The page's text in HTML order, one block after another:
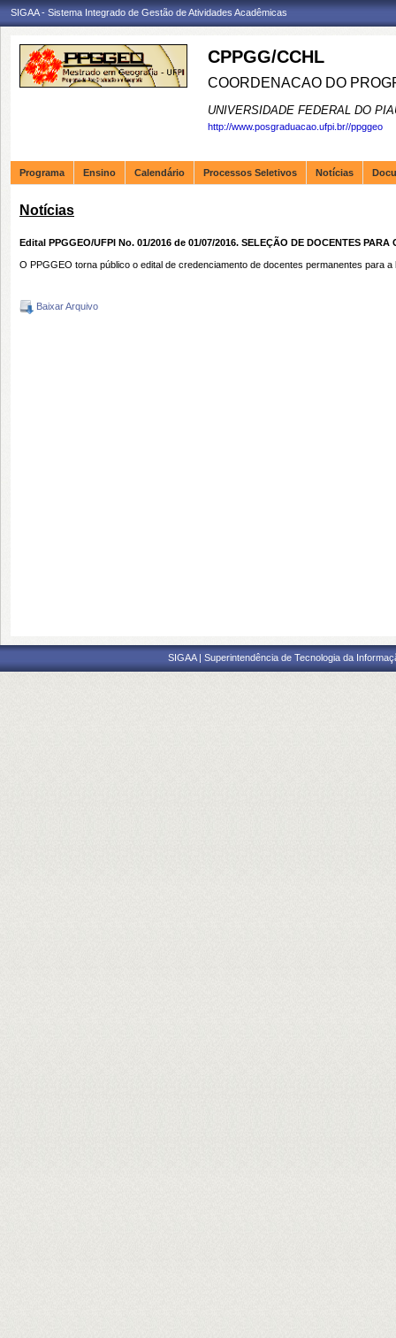
SIGAA - Sistema Integrado de Gestão de Atividades Acadêmicas
CPPGG/CCHL
COORDENACAO DO
UNIVERSIDADE FEDERAL DO
http://www.posgraduacao.ufpi.br//ppggeo
Programa Ensino Calendário Processos Seletivos Notícias
Notícias
Edital PPGGEO/UFPI No. 01/2016 de 01/07/2016. SELEÇÃO DE DOCENTES PARA
O PPGGEO torna público o edital de credenciamento de docentes permanentes para
Baixar Arquivo
SIGAA | Superintendência de Tecnologia da